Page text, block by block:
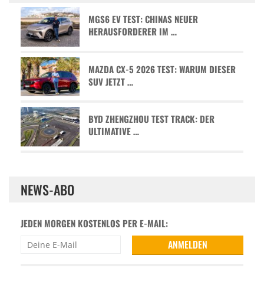
MGS6 EV TEST: CHINAS NEUER
HERAUSFORDERER IM …
MAZDA CX-5 2026 TEST: WARUM DIESER
SUV JETZT …
BYD ZHENGZHOU TEST TRACK: DER
ULTIMATIVE …
NEWS-ABO
JEDEN MORGEN KOSTENLOS PER E-MAIL: